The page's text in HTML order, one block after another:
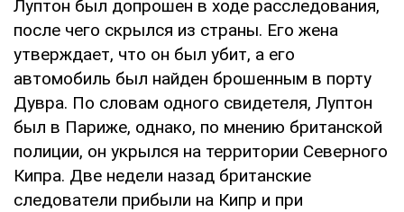
Луптон был допрошен в ходе расследования,
после чего скрылся из страны. Его жена
утверждает, что он был убит, а его
автомобиль был найден брошенным в порту
Дувра. По словам одного свидетеля, Луптон
был в Париже, однако, по мнению британской
полиции, он укрылся на территории Северного
Кипра. Две недели назад британские
следователи прибыли на Кипр и при